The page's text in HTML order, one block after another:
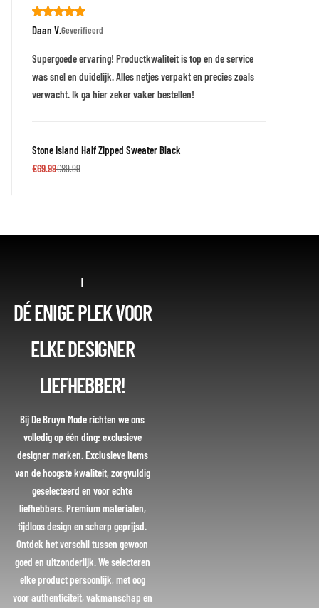
Daan V.Geverifieerd
Supergoede ervaring! Productkwaliteit is top en de service
was snel en duidelijk. Alles netjes verpakt en precies zoals
verwacht. Ik ga hier zeker vaker bestellen!
Stone Island Half Zipped Sweater Black
€89.99
€69.99
|
DÉ ENIGE PLEK VOOR
ELKE DESIGNER
LIEFHEBBER!
Bij De Bruyn Mode richten we ons
volledig op één ding: exclusieve
designer merken. Exclusieve items
van de hoogste kwaliteit, zorgvuldig
geselecteerd en voor echte
liefhebbers. Premium materialen,
tijdloos design en scherp geprijsd.
Ontdek het verschil tussen gewoon
goed en uitzonderlijk. We selecteren
elke product persoonlijk, met oog
voor authenticiteit, vakmanschap en